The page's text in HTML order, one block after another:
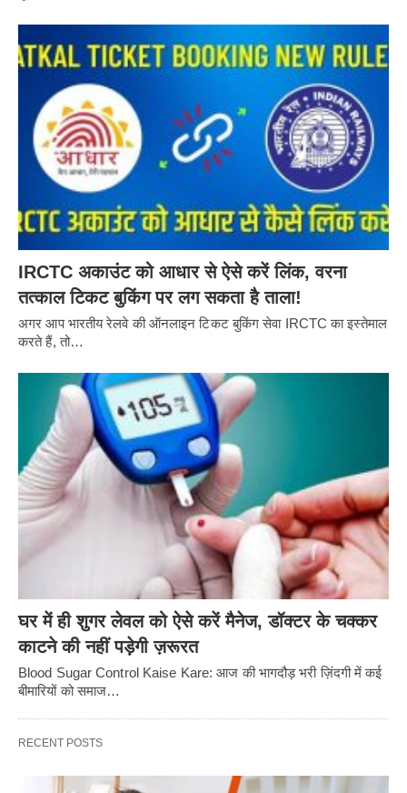
IRCTC अकाउंट को आधार से ऐसे करें लिंक, वरना
तत्काल टिकट बुकिंग पर लग सकता है ताला!
अगर आप भारतीय रेलवे की ऑनलाइन टिकट बुकिंग सेवा IRCTC का इस्तेमाल
करते हैं, तो…
घर में ही शुगर लेवल को ऐसे करें मैनेज, डॉक्टर के चक्कर
काटने की नहीं पड़ेगी ज़रूरत
Blood Sugar Control Kaise Kare: आज की भागदौड़ भरी ज़िंदगी में कई
बीमारियों को समाज…
RECENT POSTS